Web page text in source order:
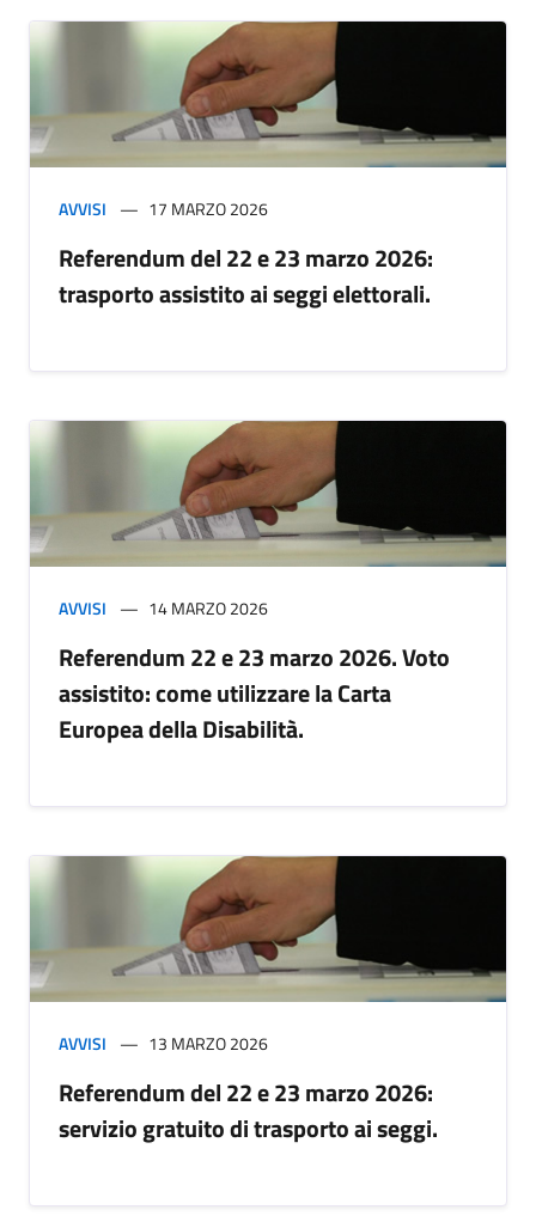
AVVISI 17 MARZO 2026
Referendum del 22 e 23 marzo 2026:
trasporto assistito ai seggi elettorali.
AVVISI 14 MARZO 2026
Referendum 22 e 23 marzo 2026. Voto
assistito: come utilizzare la Carta
Europea della Disabilità.
AVVISI 13 MARZO 2026
Referendum del 22 e 23 marzo 2026:
servizio gratuito di trasporto ai seggi.